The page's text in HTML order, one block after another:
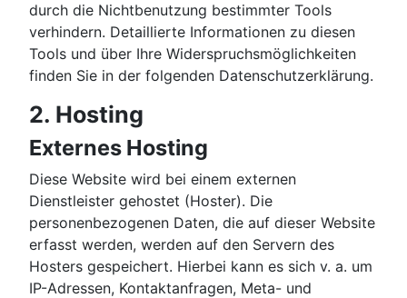
durch die Nichtbenutzung bestimmter Tools
verhindern. Detaillierte Informationen zu diesen
Tools und über Ihre Widerspruchsmöglichkeiten
finden Sie in der folgenden Datenschutzerklärung.
2. Hosting
Externes Hosting
Diese Website wird bei einem externen
Dienstleister gehostet (Hoster). Die
personenbezogenen Daten, die auf dieser Website
erfasst werden, werden auf den Servern des
Hosters gespeichert. Hierbei kann es sich v. a. um
IP-Adressen, Kontaktanfragen, Meta- und